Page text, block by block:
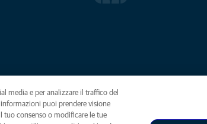
media e per analizzare il traffico del
puoi prendere visione
tab)
tuo consenso o modificare le tue